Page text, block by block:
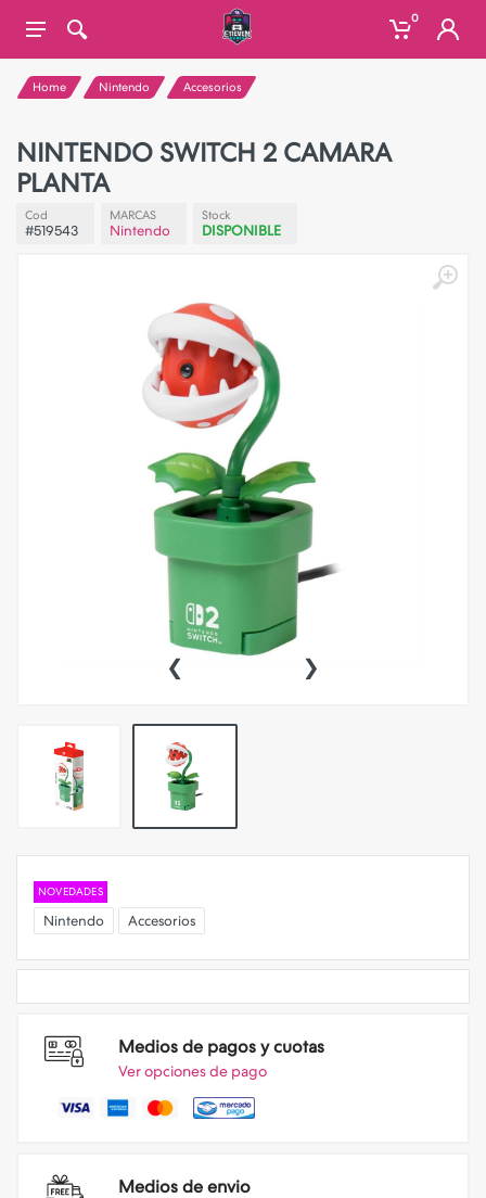
0
Home Nintendo Accesorios
NINTENDO SWITCH 2 CAMARA
PLANTA
Cod
#519543
MARCAS
Nintendo
Stock
DISPONIBLE
‹ ›
NOVEDADES
Nintendo Accesorios
Medios de pagos y cuotas
Ver opciones de pago
Medios de envio